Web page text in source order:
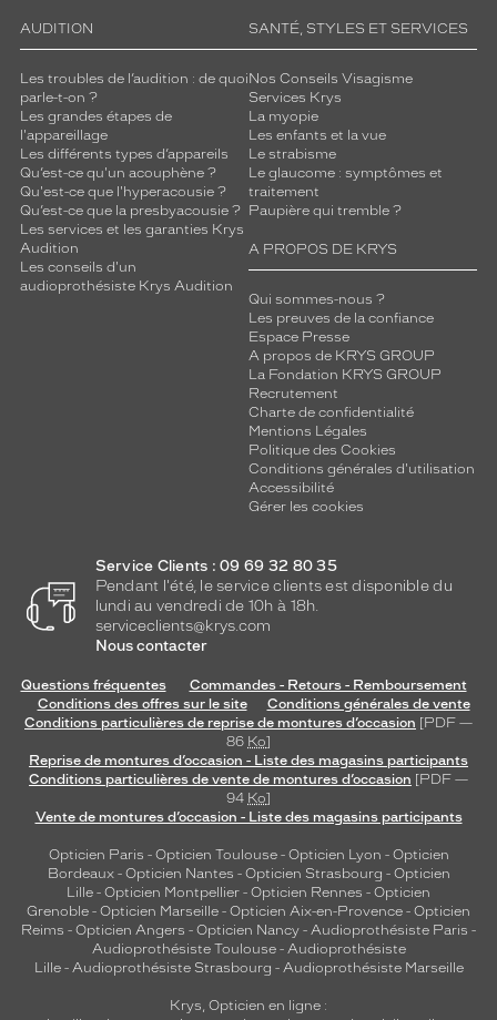
AUDITION
Les troubles de l’audition : de quoi
parle-t-on ?
Les grandes étapes de
l'appareillage
Les différents types d’appareils
Qu’est-ce qu'un acouphène ?
Qu'est-ce que l'hyperacousie ?
Qu’est-ce que la presbyacousie ?
Les services et les garanties Krys
Audition
Les conseils d'un
audioprothésiste Krys Audition
SANTÉ, STYLES ET SERVICES
Nos Conseils Visagisme
Services Krys
La myopie
Les enfants et la vue
Le strabisme
Le glaucome : symptômes et
traitement
Paupière qui tremble ?
A PROPOS DE KRYS
Qui sommes-nous ?
Les preuves de la confiance
Espace Presse
A propos de KRYS GROUP
La Fondation KRYS GROUP
Recrutement
Charte de confidentialité
Mentions Légales
Politique des Cookies
Conditions générales d'utilisation
Accessibilité
Gérer les cookies
Service Clients : 09 69 32 80 35
Pendant l'été, le service clients est disponible du
lundi au vendredi de 10h à 18h.
serviceclients@krys.com
Nous contacter
Questions fréquentes
Commandes - Retours - Remboursement
Conditions des offres sur le site
Conditions générales de vente
Conditions particulières de reprise de montures d’occasion [PDF —
86 Ko]
Reprise de montures d’occasion - Liste des magasins participants
Conditions particulières de vente de montures d’occasion [PDF —
94 Ko]
Vente de montures d’occasion - Liste des magasins participants
Opticien Paris - Opticien Toulouse- Opticien Lyon - Opticien
Bordeaux- Opticien Nantes - Opticien Strasbourg - Opticien
Lille - Opticien Montpellier - Opticien Rennes - Opticien
Grenoble - Opticien Marseille - Opticien Aix-en-Provence - Opticien
Reims - Opticien Angers - Opticien Nancy - Audioprothésiste Paris -
Audioprothésiste Toulouse- Audioprothésiste
Lille- Audioprothésiste Strasbourg - Audioprothésiste Marseille
Krys, Opticien en ligne :